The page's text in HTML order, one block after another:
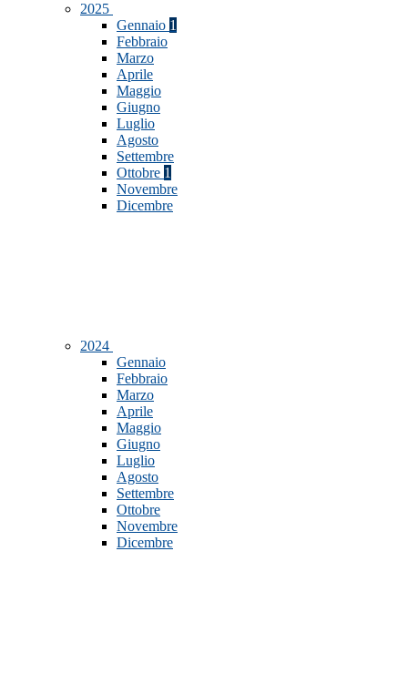
2025
Gennaio 1
Febbraio
Marzo
Aprile
Maggio
Giugno
Luglio
Agosto
Settembre
Ottobre 1
Novembre
Dicembre
2024
Gennaio
Febbraio
Marzo
Aprile
Maggio
Giugno
Luglio
Agosto
Settembre
Ottobre
Novembre
Dicembre